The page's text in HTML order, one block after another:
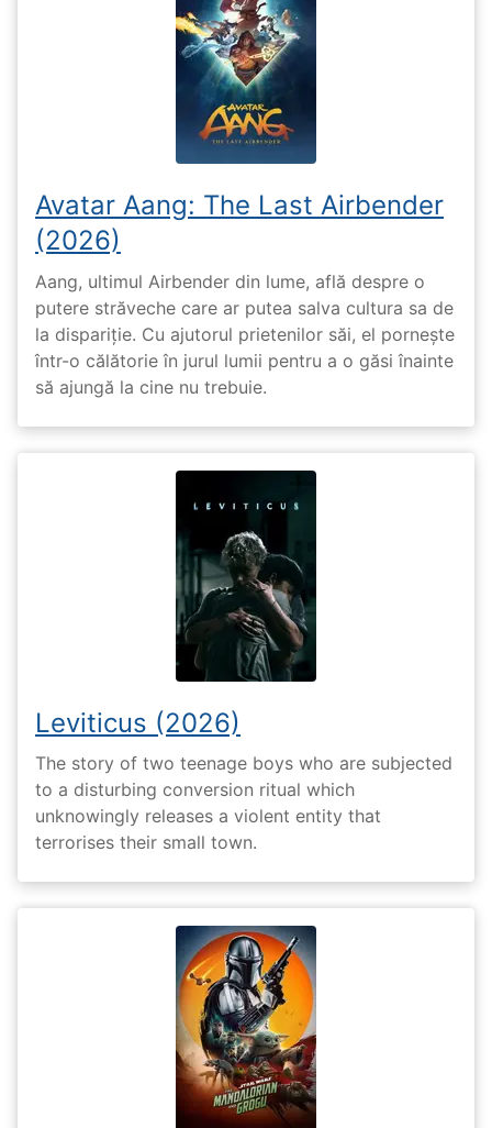
Avatar Aang: The Last Airbender
(2026)
Aang, ultimul Airbender din lume, află despre o
putere străveche care ar putea salva cultura sa de
la dispariție. Cu ajutorul prietenilor săi, el pornește
într-o călătorie în jurul lumii pentru a o găsi înainte
să ajungă la cine nu trebuie.
Leviticus (2026)
The story of two teenage boys who are subjected
to a disturbing conversion ritual which
unknowingly releases a violent entity that
terrorises their small town.